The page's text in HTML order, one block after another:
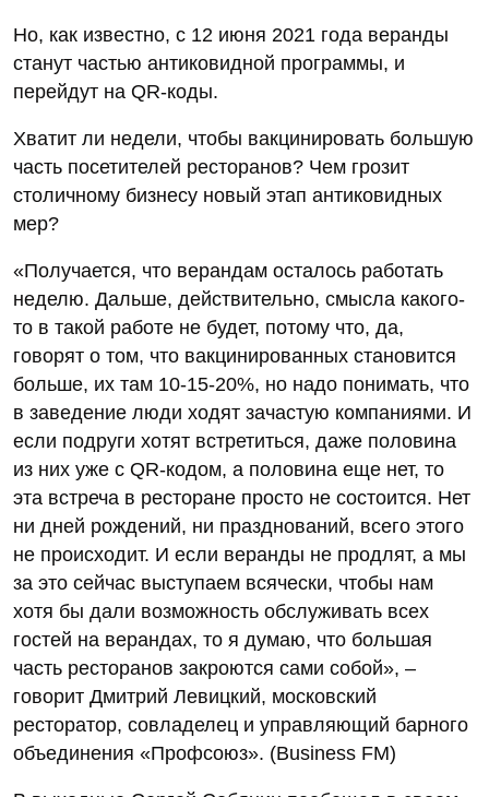
Но, как известно, с 12 июня 2021 года веранды
станут частью антиковидной программы, и
перейдут на QR-коды.
Хватит ли недели, чтобы вакцинировать большую
часть посетителей ресторанов? Чем грозит
столичному бизнесу новый этап антиковидных
мер?
«Получается, что верандам осталось работать
неделю. Дальше, действительно, смысла какого-
то в такой работе не будет, потому что, да,
говорят о том, что вакцинированных становится
больше, их там 10-15-20%, но надо понимать, что
в заведение люди ходят зачастую компаниями. И
если подруги хотят встретиться, даже половина
из них уже с QR-кодом, а половина еще нет, то
эта встреча в ресторане просто не состоится. Нет
ни дней рождений, ни празднований, всего этого
не происходит. И если веранды не продлят, а мы
за это сейчас выступаем всячески, чтобы нам
хотя бы дали возможность обслуживать всех
гостей на верандах, то я думаю, что большая
часть ресторанов закроются сами собой», –
говорит Дмитрий Левицкий, московский
ресторатор, совладелец и управляющий барного
объединения «Профсоюз». (Business FM)